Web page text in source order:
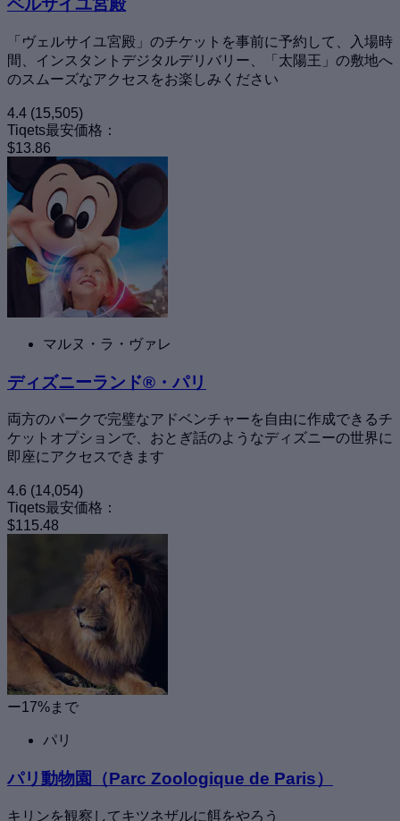
ベルサイユ宮殿
「ヴェルサイユ宮殿」のチケットを事前に予約して、入場時
間、インスタントデジタルデリバリー、「太陽王」の敷地へ
のスムーズなアクセスをお楽しみください
4.4 (15,505)
Tiqets最安価格：
$13.86
マルヌ・ラ・ヴァレ
ディズニーランド®・パリ
両方のパークで完璧なアドベンチャーを自由に作成できるチ
ケットオプションで、おとぎ話のようなディズニーの世界に
即座にアクセスできます
4.6 (14,054)
Tiqets最安価格：
$115.48
ー17%まで
パリ
パリ動物園（Parc Zoologique de Paris）
キリンを観察してキツネザルに餌をやろう